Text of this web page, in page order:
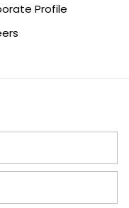
Profile